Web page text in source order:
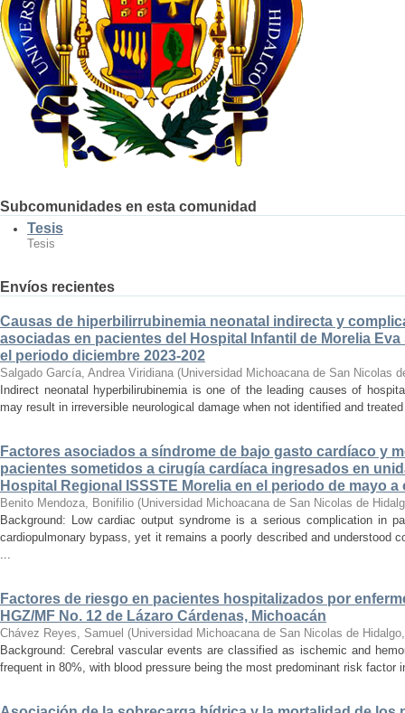
Subcomunidades en esta comunidad
Tesis
Tesis
Envíos recientes
Causas de hiperbilirrubinemia neonatal indirecta y
asociadas en pacientes del Hospital Infantil de Morelia
el periodo diciembre 2023-202
Salgado García, Andrea Viridiana (Universidad Michoacana de San Nicolas
Indirect neonatal hyperbilirubinemia is one of the leading causes of
may result in irreversible neurological damage when not identified and
Factores asociados a síndrome de bajo gasto cardíaco y
pacientes sometidos a cirugía cardíaca ingresados en
Hospital Regional ISSSTE Morelia en el periodo de mayo a
Benito Mendoza, Bonifilio (Universidad Michoacana de San Nicolas de
Background: Low cardiac output syndrome is a serious complication in
cardiopulmonary bypass, yet it remains a poorly described and understood
...
Factores de riesgo en pacientes hospitalizados por
HGZ/MF No. 12 de Lázaro Cárdenas, Michoacán
Chávez Reyes, Samuel (Universidad Michoacana de San Nicolas de Hidalgo
Background: Cerebral vascular events are classified as ischemic and
frequent in 80%, with blood pressure being the most predominant risk factor